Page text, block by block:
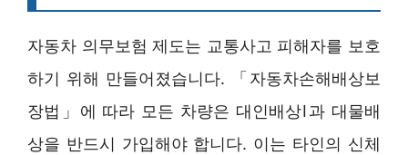
자동차 의무보험 제도는 교통사고 피해자를 보호
하기 위해 만들어졌습니다. 「자동차손해배상보
장법」에 따라 모든 차량은 대인배상Ⅰ과 대물배
상을 반드시 가입해야 합니다. 이는 타인의 신체